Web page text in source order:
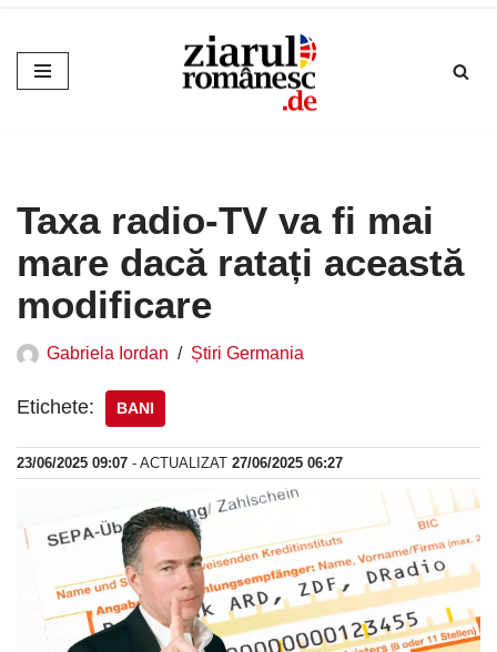
Sari
la
Taxa radio-TV va fi mai
mare dacă ratați această
modificare
Gabriela Iordan Știri Germania
Etichete: BANI
23/06/2025 09:07 - ACTUALIZAT 27/06/2025 06:27